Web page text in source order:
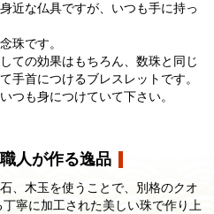
近な仏具ですが、いつも手に持っ
珠です。
ての効果はもちろん、数珠と同じ
手首につけるブレスレットです。
つも身につけていて下さい。
人が作る逸品
、木玉を使うことで、別格のクオ
寧に加工された美しい珠で作り上